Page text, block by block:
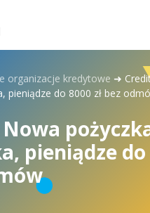
organizacje kredytowe ➜
pieniądze do 8000 zł bez
pieniądze do